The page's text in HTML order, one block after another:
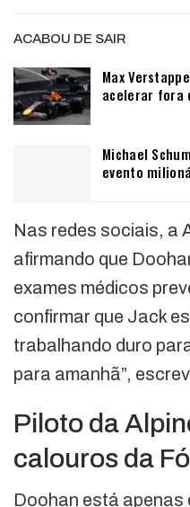
ACABOU DE SAIR
Max
acelerar fora
Michael
evento
Nas redes sociais, a
afirmando que
exames médicos
confirmar que Jack
trabalhando duro
para amanhã”,
Piloto da
calouros da
Doohan está apenas